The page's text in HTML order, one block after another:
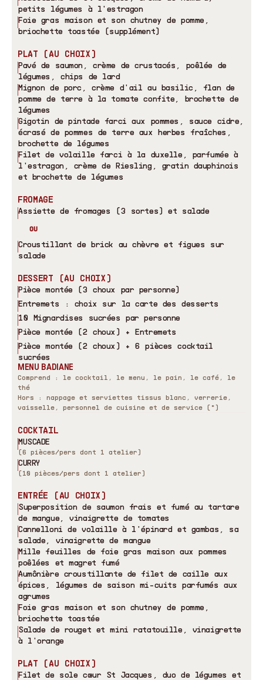
petits légumes à l'estragon
Foie gras maison et son chutney de pomme,
briochette toastée (supplément)
PLAT (AU CHOIX)
Pavé de saumon, crème de crustacés, poêlée de
légumes, chips de lard
Mignon de porc, crème d'ail au basilic, flan de
pomme de terre à la tomate confite, brochette de
légumes
Gigotin de pintade farci aux pommes, sauce cidre,
écrasé de pommes de terre aux herbes fraîches,
brochette de légumes
Filet de volaille farci à la duxelle, parfumée à
l 'estragon, crème de Riesling, gratin dauphinois
et brochette de légumes
FROMAGE
Assiette de fromages (3 sortes) et salade
OU
Croustillant de brick au chèvre et figues sur
salade
DESSERT (AU CHOIX)
Pièce montée (3 choux par personne)
Entremets : choix sur la carte des desserts
10 Mignardises sucrées par personne
Pièce montée (2 choux) + Entremets
Pièce montée (2 choux) + 6 pièces cocktail
sucrées
MENU BADIANE
Comprend : le cocktail, le menu, le pain, le café, le
thé
Hors : nappage et serviettes tissus blanc, verrerie,
vaisselle, personnel de cuisine et de service (*)
COCKTAIL
MUSCADE
(6 pièces/pers dont 1 atelier)
CURRY
(10 pièces/pers dont 1 atelier)
ENTRÉE (AU CHOIX)
Superposition de saumon frais et fumé au tartare
de mangue, vinaigrette de tomates
Cannelloni de volaille à l 'épinard et gambas, sa
salade, vinaigrette de mangue
Mille feuilles de foie gras maison aux pommes
poêlées et magret fumé
Aumônière croustillante de filet de caille aux
épices, légumes de saison mi-cuits parfumés aux
agrumes
Foie gras maison et son chutney de pomme,
briochette toastée
Salade de rouget et mini ratatouille, vinaigrette
à l 'orange
PLAT (AU CHOIX)
Filet de sole cœur St Jacques, duo de légumes et